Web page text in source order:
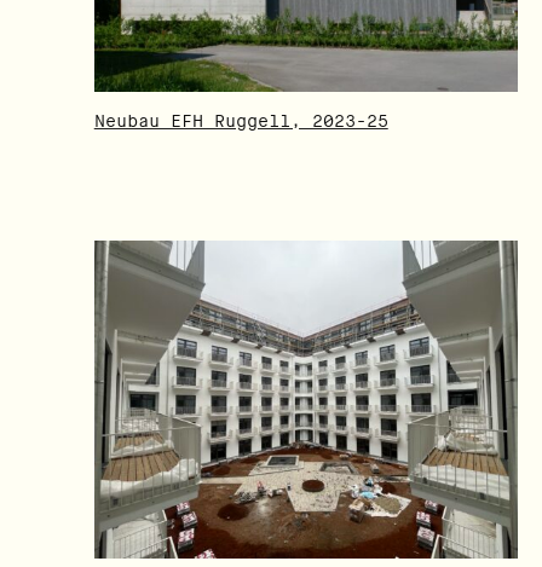
Neubau EFH Ruggell, 2023-25